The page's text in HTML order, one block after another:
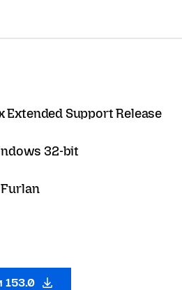
Extended Support Release
32-bit
153.0